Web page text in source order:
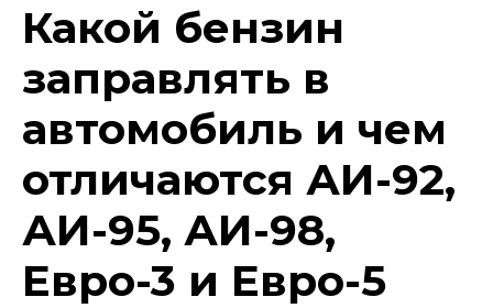
Какой бензин
заправлять в
автомобиль и чем
отличаются АИ-92,
АИ-95, АИ-98,
Евро-3 и Евро-5